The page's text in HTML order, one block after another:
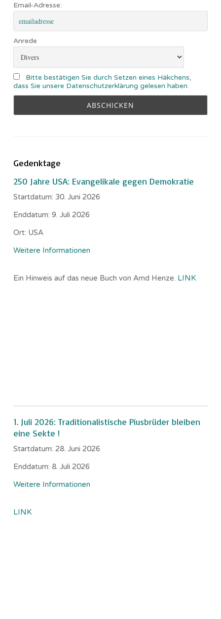
Email-Adresse:
Anrede
Bitte bestätigen Sie durch Setzen eines Häkchens,
dass Sie unsere Datenschutzerklärung gelesen haben.
Gedenktage
250 Jahre USA: Evangelikale gegen Demokratie
Startdatum: 30. Juni 2026
Enddatum: 9. Juli 2026
Ort: USA
Weitere Informationen
Ein Hinweis auf das neue Buch von Arnd Henze. LINK
1. Juli 2026: Traditionalistische Piusbrüder bleiben
eine Sekte !
Startdatum: 28. Juni 2026
Enddatum: 8. Juli 2026
Weitere Informationen
LINK